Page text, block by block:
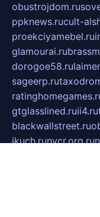
obustrojdom.ru
ppknews.rucult-
proekciyamebel.ru
glamourai.ru
dorogoe58.ru
sageerp.ru
gtglasslined.ruii4.ru
blackwallstreet.ru
ikuch.runycr.org.ru